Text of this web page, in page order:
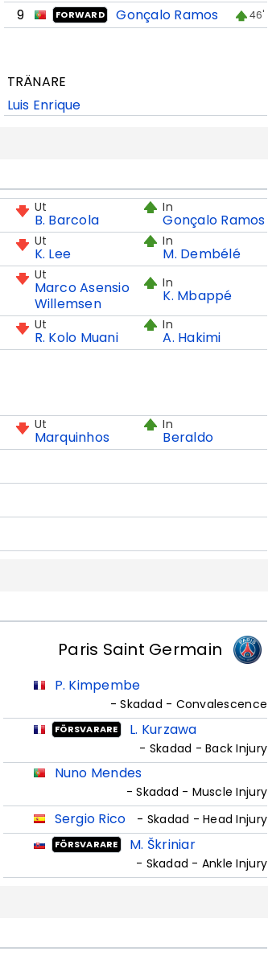
9 FORWARD Gonçalo Ramos 46'
TRÄNARE
Luis Enrique
Ut
B. Barcola
In
Gonçalo Ramos
Ut
K. Lee
In
M. Dembélé
Ut
Marco Asensio
Willemsen
In
K. Mbappé
Ut
R. Kolo Muani
In
A. Hakimi
Ut
Marquinhos
In
Beraldo
Paris Saint Germain
P. Kimpembe
- Skadad - Convalescence
FÖRSVARARE L. Kurzawa
- Skadad - Back Injury
Nuno Mendes
- Skadad - Muscle Injury
Sergio Rico - Skadad - Head Injury
FÖRSVARARE M. Škriniar
- Skadad - Ankle Injury